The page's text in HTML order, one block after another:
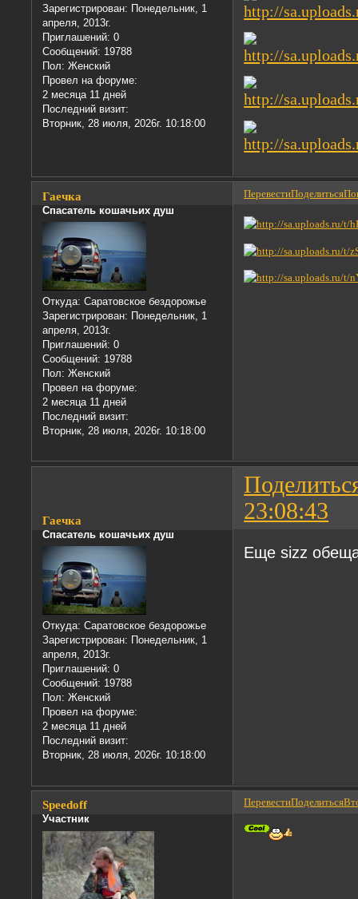
Зарегистрирован: Понедельник, 1
апреля, 2013г.
Приглашений: 0
Сообщений: 19788
Пол: Женский
Провел на форуме:
2 месяца 11 дней
Последний визит:
Вторник, 28 июля, 2026г. 10:18:00
ПеревестиПоделиться
Гаечка
Спасатель кошачьих душ
Откуда: Саратовское бездорожье
Зарегистрирован: Понедельник, 1
апреля, 2013г.
Приглашений: 0
Сообщений: 19788
Пол: Женский
Провел на форуме:
2 месяца 11 дней
Последний визит:
Вторник, 28 июля, 2026г. 10:18:00
23:08:43
Гаечка
Спасатель кошачьих душ
Откуда: Саратовское бездорожье
Зарегистрирован: Понедельник, 1
апреля, 2013г.
Приглашений: 0
Сообщений: 19788
Пол: Женский
Провел на форуме:
2 месяца 11 дней
Последний визит:
Вторник, 28 июля, 2026г. 10:18:00
Еще sizz
ПеревестиПоделиться
Speedoff
Участник